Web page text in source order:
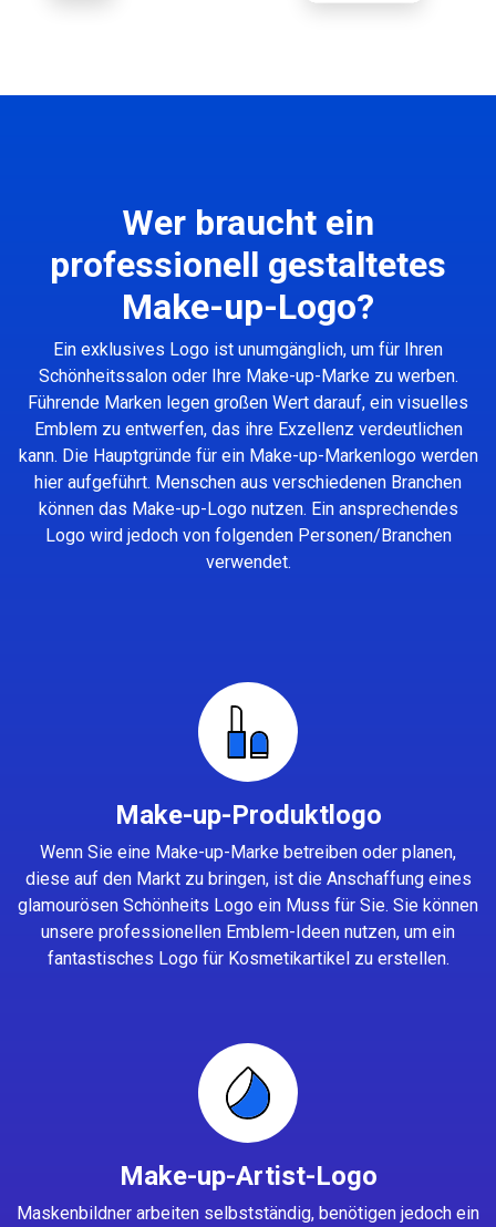
Wer braucht ein
professionell gestaltetes
Make-up-Logo?
Ein exklusives Logo ist unumgänglich, um für Ihren
Schönheitssalon oder Ihre Make-up-Marke zu werben.
Führende Marken legen großen Wert darauf, ein visuelles
Emblem zu entwerfen, das ihre Exzellenz verdeutlichen
kann. Die Hauptgründe für ein Make-up-Markenlogo werden
hier aufgeführt. Menschen aus verschiedenen Branchen
können das Make-up-Logo nutzen. Ein ansprechendes
Logo wird jedoch von folgenden Personen/Branchen
verwendet.
Make-up-Produktlogo
Wenn Sie eine Make-up-Marke betreiben oder planen,
diese auf den Markt zu bringen, ist die Anschaffung eines
glamourösen Schönheits Logo ein Muss für Sie. Sie können
unsere professionellen Emblem-Ideen nutzen, um ein
fantastisches Logo für Kosmetikartikel zu erstellen.
Make-up-Artist-Logo
Maskenbildner arbeiten selbstständig, benötigen jedoch ein